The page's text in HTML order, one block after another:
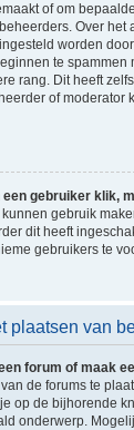
of om
Over het
worden
te spammen
rang. Dit heeft
of moderator
gebruiker klik,
gebruik
dit heeft
gebruikers te
plaatsen van
forum of maak
de forums te
op de bijhorende
onderwerp.